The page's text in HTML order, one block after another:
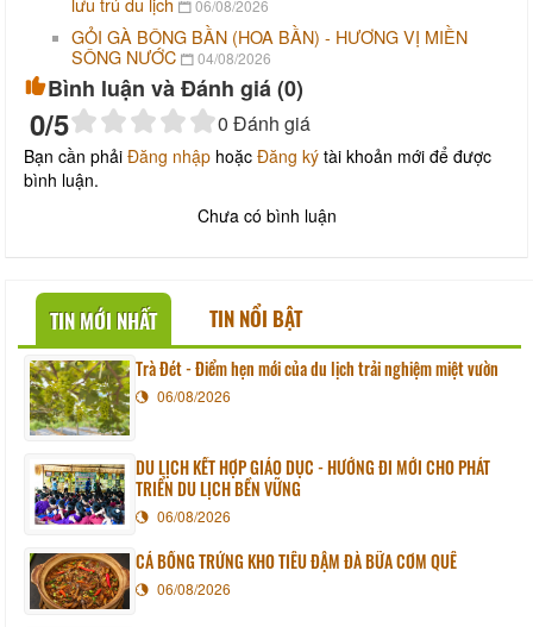
06/08/2026
GỎI GÀ BÔNG BẦN (HOA BẦN) - HƯƠNG VỊ MIỀN
SÔNG NƯỚC
04/08/2026
Bình luận và Đánh giá (0)
0/5 0 Đánh giá
Bạn cần phải Đăng nhập hoặc Đăng ký tài khoản mới để được
bình luận.
Chưa có bình luận
TIN MỚI NHẤT TIN NỔI BẬT
Trà Đét - Điểm hẹn mới của du lịch trải nghiệm miệt vườn
06/08/2026
DU LỊCH KẾT HỢP GIÁO DỤC - HƯỚNG ĐI MỚI CHO PHÁT
TRIỂN DU LỊCH BỀN VỮNG
06/08/2026
CÁ BỐNG TRỨNG KHO TIÊU ĐẬM ĐÀ BỮA CƠM QUÊ
06/08/2026